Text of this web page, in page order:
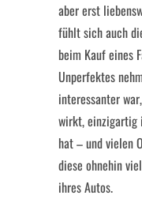
aber erst
fühlt sich auch
beim Kauf eines
Unperfektes
interessanter
wirkt, einzigartig
hat – und vielen
diese ohnehin
ihres Autos.